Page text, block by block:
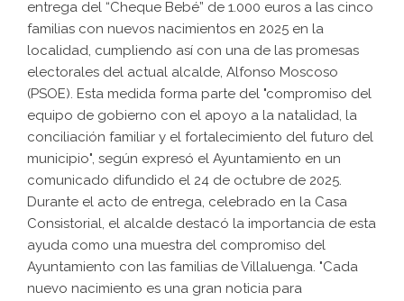
entrega del “Cheque Bebé” de 1.000 euros a las cinco
familias con nuevos nacimientos en 2025 en la
localidad, cumpliendo así con una de las promesas
electorales del actual alcalde, Alfonso Moscoso
(PSOE). Esta medida forma parte del "compromiso del
equipo de gobierno con el apoyo a la natalidad, la
conciliación familiar y el fortalecimiento del futuro del
municipio", según expresó el Ayuntamiento en un
comunicado difundido el 24 de octubre de 2025.
Durante el acto de entrega, celebrado en la Casa
Consistorial, el alcalde destacó la importancia de esta
ayuda como una muestra del compromiso del
Ayuntamiento con las familias de Villaluenga. "Cada
nuevo nacimiento es una gran noticia para